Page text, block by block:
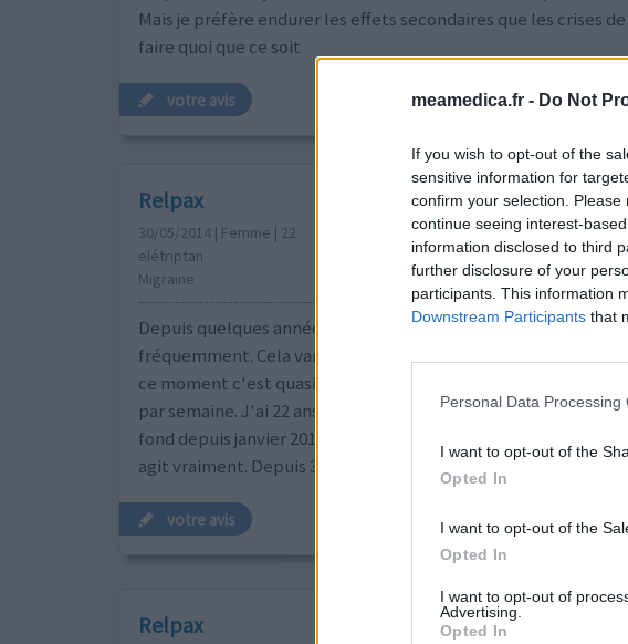
meamedica.fr - Do Not
If you wish to opt-out of the
sensitive information for
confirm your selection.
continue seeing interest-
information disclosed to third
further disclosure of your
participants. This information
Downstream Participants that
Personal Data Processing
I want to opt-out of the
Opted In
I want to opt-out of the
Opted In
I want to opt-out of
Advertising.
Opted In
Mais je préfère endurer les effets secondaires que les crises
faire quoi que ce soit
votre avis
Relpax
30/05/2014 | Femme | 22
elétriptan
Migraine
Depuis quelques années je fais des migraines très
fréquemment. Cela varie d'une période à l'autre, mais en
ce moment c'est quasi toutes les semaines, 3 à 4 jours
par semaine. J'ai 22 ans et je prends un traitement de
fond depuis janvier 2014, soit 6 mois. Au début, très efficace,
agit vraiment. Depuis 3 semaines, on m'a prescrit du profémigr
votre avis
Relpax